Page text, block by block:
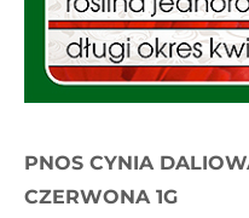
PNOS CYNIA
CZERWONA 1G